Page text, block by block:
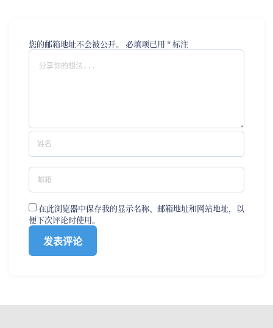
您的邮箱地址不会被公开。 必填项已用 *标注
在此浏览器中保存我的显示名称、邮箱地址和网站地址，以
便下次评论时使用。